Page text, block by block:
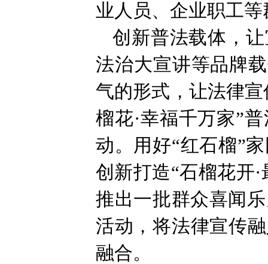
业人员、企业职工
创新普法载体，
法治大宣讲等品牌
气的形式，让法律
榴花·幸福千万家”
动。用好“红石榴”
创新打造“石榴花开
推出一批群众喜闻
活动，将法律宣传
融合。